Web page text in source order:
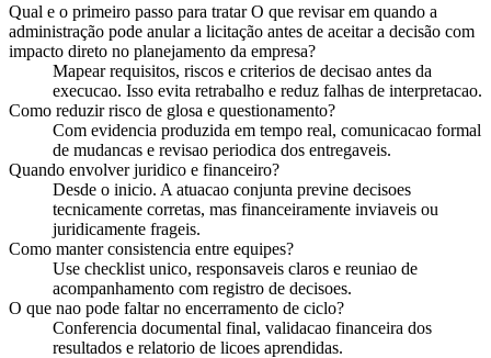
Qual e o primeiro passo para tratar O que revisar em quando a
administração pode anular a licitação antes de aceitar a decisão com
impacto direto no planejamento da empresa?
Mapear requisitos, riscos e criterios de decisao antes da
execucao. Isso evita retrabalho e reduz falhas de interpretacao.
Como reduzir risco de glosa e questionamento?
Com evidencia produzida em tempo real, comunicacao formal
de mudancas e revisao periodica dos entregaveis.
Quando envolver juridico e financeiro?
Desde o inicio. A atuacao conjunta previne decisoes
tecnicamente corretas, mas financeiramente inviaveis ou
juridicamente frageis.
Como manter consistencia entre equipes?
Use checklist unico, responsaveis claros e reuniao de
acompanhamento com registro de decisoes.
O que nao pode faltar no encerramento de ciclo?
Conferencia documental final, validacao financeira dos
resultados e relatorio de licoes aprendidas.